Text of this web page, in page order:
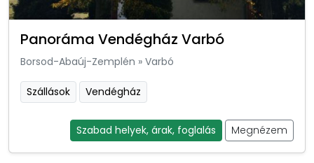
Panoráma Vendégház Varbó
Borsod-Abaúj-Zemplén » Varbó
Szállások Vendégház
Szabad helyek, árak, foglalás Megnézem